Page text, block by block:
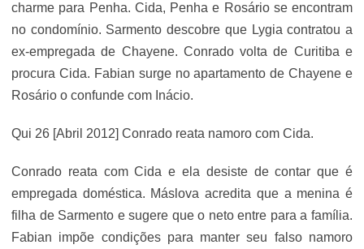
charme para Penha. Cida, Penha e Rosário se encontram
no condomínio. Sarmento descobre que Lygia contratou a
ex-empregada de Chayene. Conrado volta de Curitiba e
procura Cida. Fabian surge no apartamento de Chayene e
Rosário o confunde com Inácio.
Qui 26 [Abril 2012] Conrado reata namoro com Cida.
Conrado reata com Cida e ela desiste de contar que é
empregada doméstica. Máslova acredita que a menina é
filha de Sarmento e sugere que o neto entre para a família.
Fabian impõe condições para manter seu falso namoro